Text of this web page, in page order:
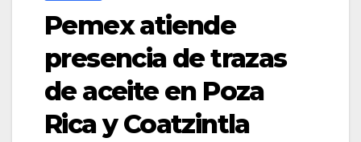
Pemex atiende
presencia de trazas
de aceite en Poza
Rica y Coatzintla